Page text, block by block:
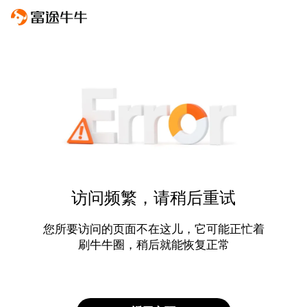
访问频繁，请稍后重试
您所要访问的页面不在这儿，它可能正忙着
刷牛牛圈，稍后就能恢复正常